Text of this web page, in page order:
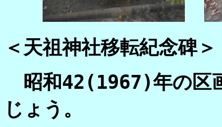
＜天祖神社移転紀念碑＞
昭和42(1967)年の区
じょう。